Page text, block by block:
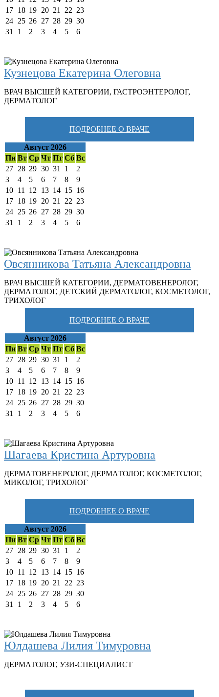
17 18 19 20 21 22 23
24 25 26 27 28 29 30
31
1 2 3 4 5 6
Кузнецова Екатерина Олеговна
ВРАЧ ВЫСШЕЙ КАТЕГОРИИ, ГАСТРОЭНТЕРОЛОГ,
ДЕРМАТОЛОГ
ПОДРОБНЕЕ О ВРАЧЕ
Август 2026
Пн Вт Ср Чт Пт Сб Вс
27 28 29 30 31 1
2
3
4 5 6 7 8
9
10 11 12 13 14 15 16
17 18 19 20 21 22 23
24 25 26 27 28 29 30
31
1 2 3 4 5 6
Овсянникова Татьяна Александровна
ВРАЧ ВЫСШЕЙ КАТЕГОРИИ, ДЕРМАТОВЕНЕРОЛОГ,
ДЕРМАТОЛОГ, ДЕТСКИЙ ДЕРМАТОЛОГ, КОСМЕТОЛОГ,
ТРИХОЛОГ
ПОДРОБНЕЕ О ВРАЧЕ
Август 2026
Пн Вт Ср Чт Пт Сб Вс
27 28 29 30 31 1
2
3
4 5 6 7 8
9
10 11 12 13 14 15 16
17 18 19 20 21 22 23
24 25 26 27 28 29 30
31
1 2 3 4 5 6
Шагаева Кристина Артуровна
ДЕРМАТОВЕНЕРОЛОГ, ДЕРМАТОЛОГ, КОСМЕТОЛОГ,
МИКОЛОГ, ТРИХОЛОГ
ПОДРОБНЕЕ О ВРАЧЕ
Август 2026
Пн Вт Ср Чт Пт Сб Вс
27 28 29 30 31 1
2
3
4 5 6 7 8
9
10 11 12 13 14 15 16
17 18 19 20 21 22 23
24 25 26 27 28 29 30
31
1 2 3 4 5 6
Юлдашева Лилия Тимуровна
ДЕРМАТОЛОГ, УЗИ-СПЕЦИАЛИСТ